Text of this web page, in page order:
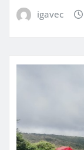
igavec